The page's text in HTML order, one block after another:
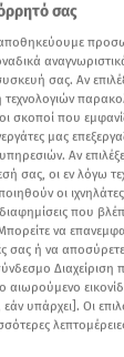
σας
αναγνωριστικά
σας. Αν
τεχνολογιών
σκοποί που
μας
Αν
σας, οι εν λόγω
οι
που
να
σας ή να
Διαχείριση
αιωρούμενο
υπάρχει]. Οι